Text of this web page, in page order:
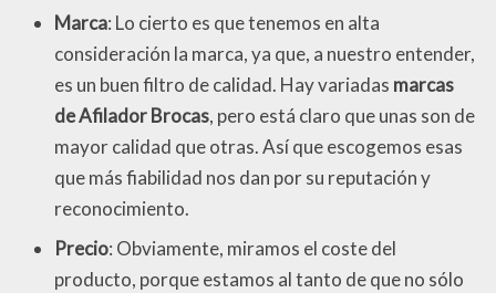
Marca: Lo cierto es que tenemos en alta
consideración la marca, ya que, a nuestro entender,
es un buen filtro de calidad. Hay variadas marcas
de Afilador Brocas, pero está claro que unas son de
mayor calidad que otras. Así que escogemos esas
que más fiabilidad nos dan por su reputación y
reconocimiento.
Precio: Obviamente, miramos el coste del
producto, porque estamos al tanto de que no sólo